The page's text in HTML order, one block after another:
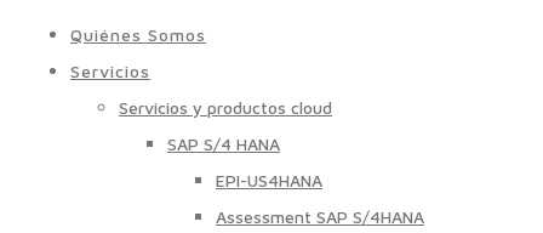
Quiénes Somos
Servicios
Servicios y productos cloud
SAP S/4 HANA
EPI-US4HANA
Assessment SAP S/4HANA